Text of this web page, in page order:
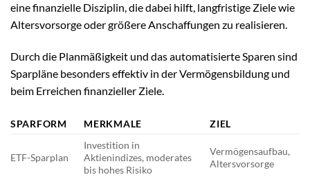
eine finanzielle Disziplin, die dabei hilft, langfristige Ziele wie
Altersvorsorge oder größere Anschaffungen zu realisieren.
Durch die Planmäßigkeit und das automatisierte Sparen sind
Sparpläne besonders effektiv in der Vermögensbildung und
beim Erreichen finanzieller Ziele.
SPARFORM MERKMALE ZIEL
ETF-Sparplan
Investition in
Aktienindizes, moderates
bis hohes Risiko
Vermögensaufbau,
Altersvorsorge